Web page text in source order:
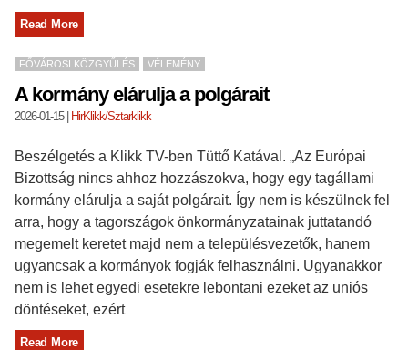
Read More
FŐVÁROSI KÖZGYŰLÉS VÉLEMÉNY
A kormány elárulja a polgárait
2026-01-15| HirKlikk/Sztarklikk
Beszélgetés a Klikk TV-ben Tüttő Katával. „Az Európai
Bizottság nincs ahhoz hozzászokva, hogy egy tagállami
kormány elárulja a saját polgárait. Így nem is készülnek fel
arra, hogy a tagországok önkormányzatainak juttatandó
megemelt keretet majd nem a településvezetők, hanem
ugyancsak a kormányok fogják felhasználni. Ugyanakkor
nem is lehet egyedi esetekre lebontani ezeket az uniós
döntéseket, ezért
Read More